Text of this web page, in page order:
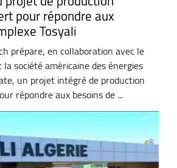
pour répondre aux
Tosyali
prépare, en collaboration avec le
société américaine des énergies
un projet intégré de production
répondre aux besoins de ...